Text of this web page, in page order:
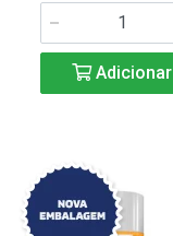
Adicionar